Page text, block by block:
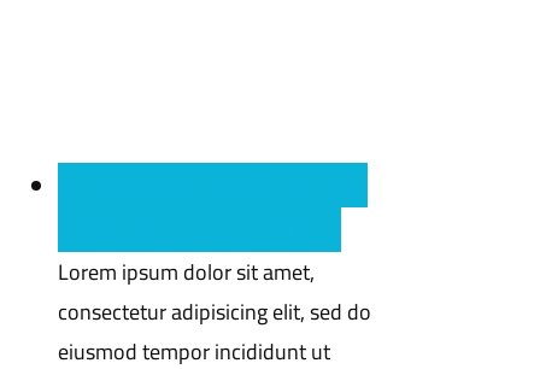
Lorem ipsum dolor sit amet,
consectetur adipisicing elit, sed do
eiusmod tempor incididunt ut